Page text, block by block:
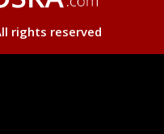
rights reserved